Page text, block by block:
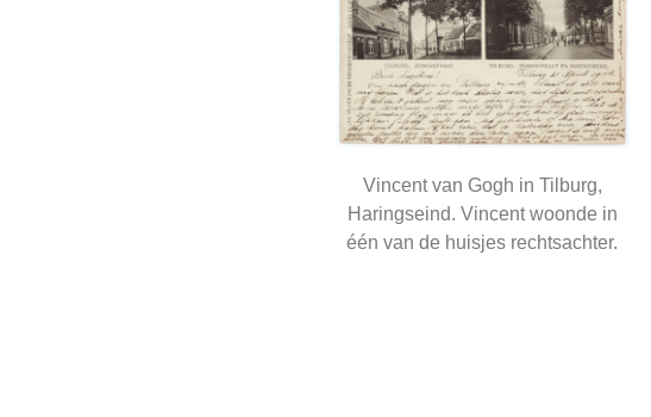
Vincent van Gogh in Tilburg,
Haringseind. Vincent woonde in
één van de huisjes rechtsachter.